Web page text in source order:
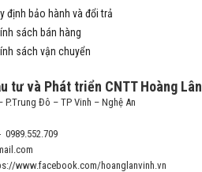
định bảo hành và đổi trả
sách bán hàng
sách vận chuyển
tư và Phát triển CNTT Hoàng Lân
P.Trung Đô – TP Vinh – Nghệ An
0989.552.709
www.facebook.com/hoanglanvinh.vn